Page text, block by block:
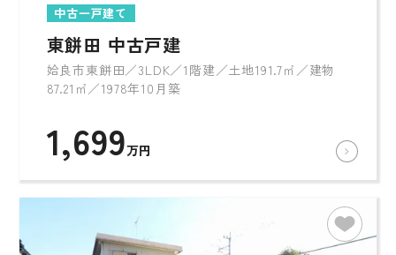
中古一戸建て
東餅田 中古戸建
姶良市東餅田／3LDK／1階建／土地191.7㎡／建物
87.21㎡／1978年10月築
1,699万円